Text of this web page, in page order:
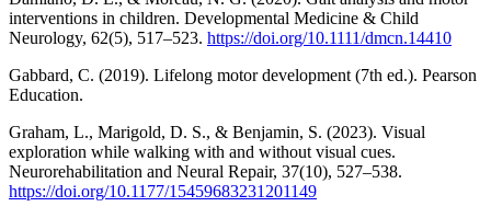
interventions in children. Developmental Medicine & Child
Neurology, 62(5), 517–523. https://doi.org/10.1111/dmcn.14410
Gabbard, C. (2019). Lifelong motor development (7th ed.). Pearson
Education.
Graham, L., Marigold, D. S., & Benjamin, S. (2023). Visual
exploration while walking with and without visual cues.
Neurorehabilitation and Neural Repair, 37(10), 527–538.
https://doi.org/10.1177/15459683231201149